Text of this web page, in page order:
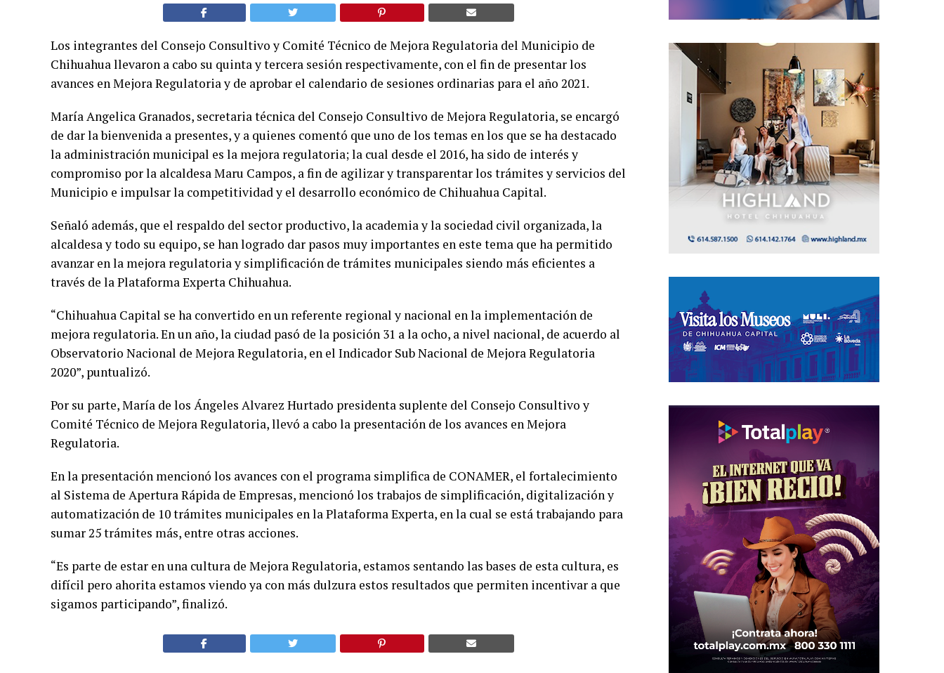
Los integrantes del Consejo Consultivo y Comité Técnico de Mejora Regulatoria del Municipio de
Chihuahua llevaron a cabo su quinta y tercera sesión respectivamente, con el fin de presentar los
avances en Mejora Regulatoria y de aprobar el calendario de sesiones ordinarias para el año 2021.
María Angelica Granados, secretaria técnica del Consejo Consultivo de Mejora Regulatoria, se encargó
de dar la bienvenida a presentes, y a quienes comentó que uno de los temas en los que se ha destacado
la administración municipal es la mejora regulatoria; la cual desde el 2016, ha sido de interés y
compromiso por la alcaldesa Maru Campos, a fin de agilizar y transparentar los trámites y servicios del
Municipio e impulsar la competitividad y el desarrollo económico de Chihuahua Capital.
Señaló además, que el respaldo del sector productivo, la academia y la sociedad civil organizada, la
alcaldesa y todo su equipo, se han logrado dar pasos muy importantes en este tema que ha permitido
avanzar en la mejora regulatoria y simplificación de trámites municipales siendo más eficientes a
través de la Plataforma Experta Chihuahua.
“Chihuahua Capital se ha convertido en un referente regional y nacional en la implementación de
mejora regulatoria. En un año, la ciudad pasó de la posición 31 a la ocho, a nivel nacional, de acuerdo al
Observatorio Nacional de Mejora Regulatoria, en el Indicador Sub Nacional de Mejora Regulatoria
2020”, puntualizó.
Por su parte, María de los Ángeles Alvarez Hurtado presidenta suplente del Consejo Consultivo y
Comité Técnico de Mejora Regulatoria, llevó a cabo la presentación de los avances en Mejora
Regulatoria.
En la presentación mencionó los avances con el programa simplifica de CONAMER, el fortalecimiento
al Sistema de Apertura Rápida de Empresas, mencionó los trabajos de simplificación, digitalización y
automatización de 10 trámites municipales en la Plataforma Experta, en la cual se está trabajando para
sumar 25 trámites más, entre otras acciones.
“Es parte de estar en una cultura de Mejora Regulatoria, estamos sentando las bases de esta cultura, es
difícil pero ahorita estamos viendo ya con más dulzura estos resultados que permiten incentivar a que
sigamos participando”, finalizó.